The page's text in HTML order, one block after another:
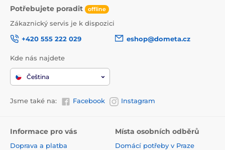
Potřebujete poradit offline
Zákaznický servis je k dispozici
+420 555 222 029
eshop@dometa.cz
Kde nás najdete
Čeština
Jsme také na: Facebook Instagram
Informace pro vás
Doprava a platba
Místa osobních odběrů
Domácí potřeby v Praze